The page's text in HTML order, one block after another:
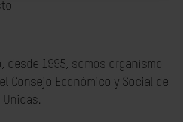
desde 1995, somos organismo
Consejo Económico y Social de
Unidas.